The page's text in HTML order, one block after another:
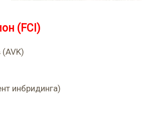
(FCI)
инбридинга)